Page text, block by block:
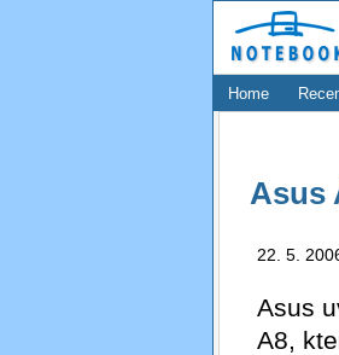
Home
Asus
22. 5.
Asus
A8,